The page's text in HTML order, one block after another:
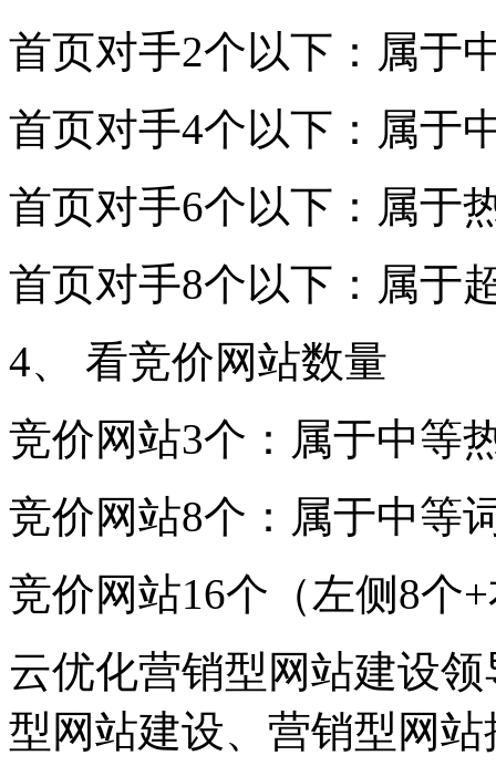
首页对手2个以下：属于
首页对手4个以下：属于
首页对手6个以下：属于
首页对手8个以下：属于
4、 看竞价网站数量
竞价网站3个：属于中等
竞价网站8个：属于中等
竞价网站16个（左侧8个
云优化营销型网站建设
型网站建设、营销型网